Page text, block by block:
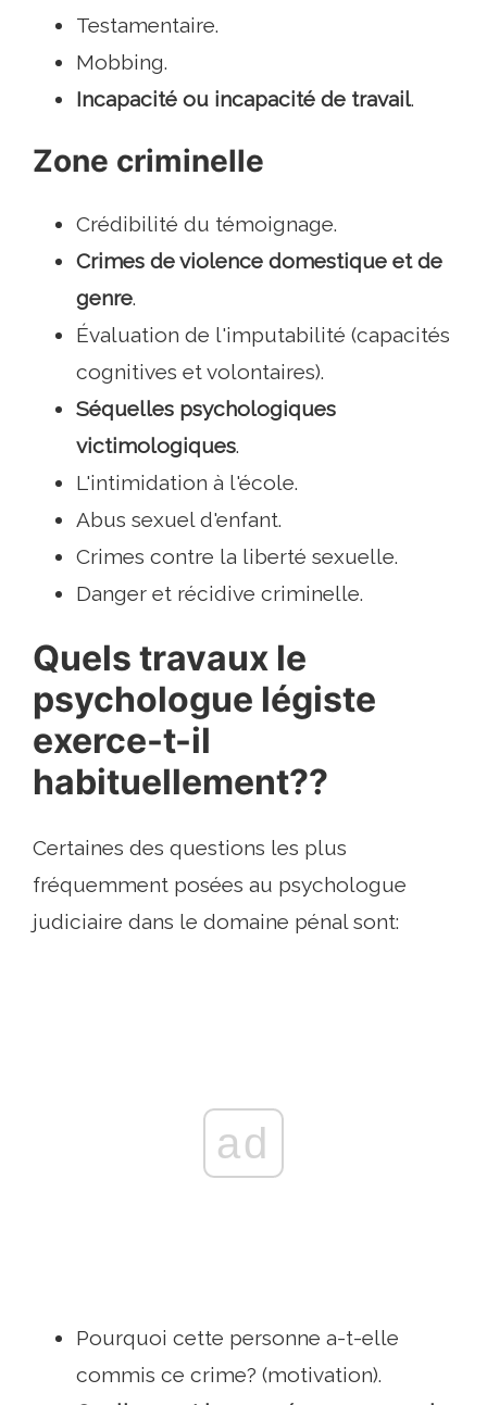
Testamentaire.
Mobbing.
Incapacité ou incapacité de travail.
Zone criminelle
Crédibilité du témoignage.
Crimes de violence domestique et de
genre.
Évaluation de l'imputabilité (capacités
cognitives et volontaires).
Séquelles psychologiques
victimologiques.
L'intimidation à l'école.
Abus sexuel d'enfant.
Crimes contre la liberté sexuelle.
Danger et récidive criminelle.
Quels travaux le
psychologue légiste
exerce-t-il
habituellement??
Certaines des questions les plus
fréquemment posées au psychologue
judiciaire dans le domaine pénal sont:
ad
Pourquoi cette personne a-t-elle
commis ce crime? (motivation).